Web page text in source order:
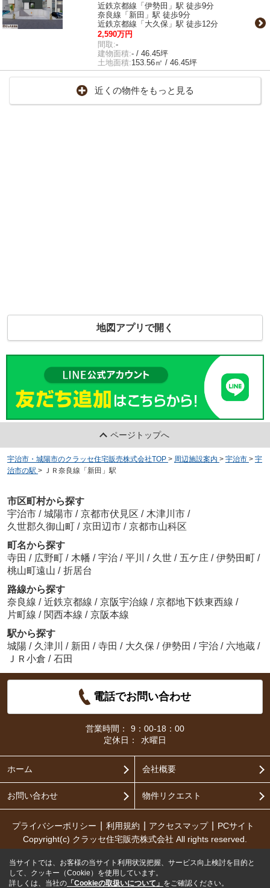
近鉄京都線「伊勢田」駅 徒歩9分
奈良線「新田」駅 徒歩9分
近鉄京都線「大久保」駅 徒歩12分
2,590万円
間取:-
建物面積:- / 46.45坪
土地面積:153.56㎡ / 46.45坪
近くの物件をもっと見る
地図アプリで開く
ページトップへ
宇治市・城陽市のクラッセ住宅販売株式会社TOP > 周辺施設案内 > 宇治市 > 宇
治市の駅 > ＪＲ奈良線「新田」駅
市区町村から探す
宇治市 / 城陽市 / 京都市伏見区 / 木津川市 /
久世郡久御山町 / 京田辺市 / 京都市山科区
町名から探す
寺田 / 広野町 / 木幡 / 宇治 / 平川 / 久世 / 五ケ庄 / 伊勢田町 /
桃山町遠山 / 折居台
路線から探す
奈良線 / 近鉄京都線 / 京阪宇治線 / 京都地下鉄東西線 /
片町線 / 関西本線 / 京阪本線
駅から探す
城陽 / 久津川 / 新田 / 寺田 / 大久保 / 伊勢田 / 宇治 / 六地蔵 /
ＪＲ小倉 / 石田
電話でお問い合わせ
営業時間：
9：00-18：00
定休日：
水曜日
ホーム 会社概要
お問い合わせ 物件リクエスト
プライバシーポリシー 利用規約 アクセスマップ
PCサイト
Copyright(c) クラッセ住宅販売株式会社 All rights reserved.
当サイトでは、お客様の当サイト利用状況把握、サービス向上検討を目的と
して、クッキー（Cookie）を使用しています。
詳しくは、当社の 「Cookieの取扱いについて」 をご確認ください。